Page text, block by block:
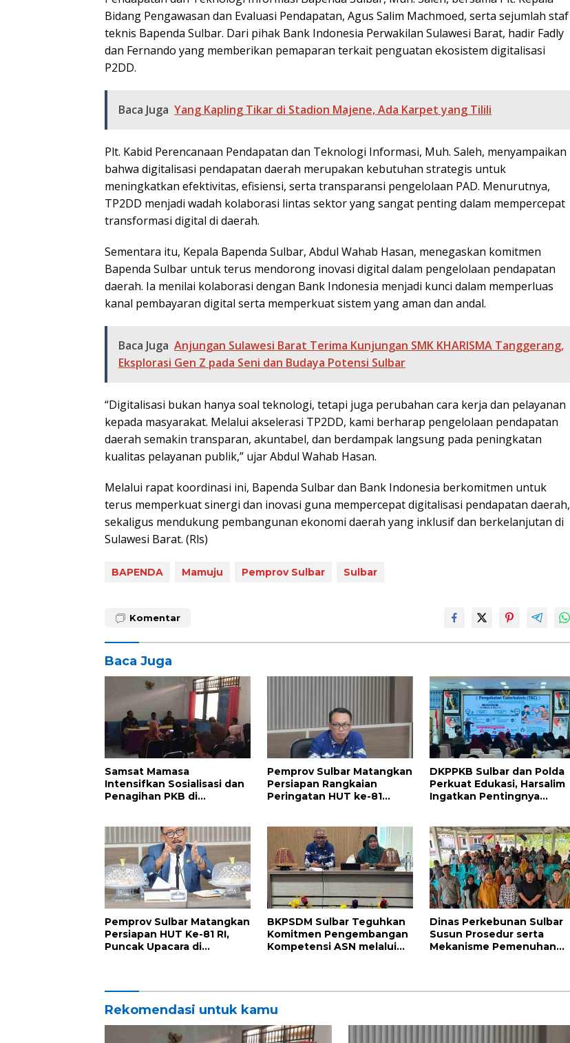
Bidang Pengawasan dan Evaluasi Pendapatan, Agus Salim Machmoed, serta sejumlah staf
teknis Bapenda Sulbar. Dari pihak Bank Indonesia Perwakilan Sulawesi Barat, hadir Fadly
dan Fernando yang memberikan pemaparan terkait penguatan ekosistem digitalisasi
P2DD.
Baca Juga Yang Kapling Tikar di Stadion Majene, Ada Karpet yang Tilili
Plt. Kabid Perencanaan Pendapatan dan Teknologi Informasi, Muh. Saleh, menyampaikan
bahwa digitalisasi pendapatan daerah merupakan kebutuhan strategis untuk
meningkatkan efektivitas, efisiensi, serta transparansi pengelolaan PAD. Menurutnya,
TP2DD menjadi wadah kolaborasi lintas sektor yang sangat penting dalam mempercepat
transformasi digital di daerah.
Sementara itu, Kepala Bapenda Sulbar, Abdul Wahab Hasan, menegaskan komitmen
Bapenda Sulbar untuk terus mendorong inovasi digital dalam pengelolaan pendapatan
daerah. Ia menilai kolaborasi dengan Bank Indonesia menjadi kunci dalam memperluas
kanal pembayaran digital serta memperkuat sistem yang aman dan andal.
Baca Juga Anjungan Sulawesi Barat Terima Kunjungan SMK KHARISMA Tanggerang,
Eksplorasi Gen Z pada Seni dan Budaya Potensi Sulbar
“Digitalisasi bukan hanya soal teknologi, tetapi juga perubahan cara kerja dan pelayanan
kepada masyarakat. Melalui akselerasi TP2DD, kami berharap pengelolaan pendapatan
daerah semakin transparan, akuntabel, dan berdampak langsung pada peningkatan
kualitas pelayanan publik,” ujar Abdul Wahab Hasan.
Melalui rapat koordinasi ini, Bapenda Sulbar dan Bank Indonesia berkomitmen untuk
terus memperkuat sinergi dan inovasi guna mempercepat digitalisasi pendapatan daerah,
sekaligus mendukung pembangunan ekonomi daerah yang inklusif dan berkelanjutan di
Sulawesi Barat. (Rls)
BAPENDA Mamuju Pemprov Sulbar Sulbar
Komentar
Baca Juga
Samsat Mamasa
Intensifkan Sosialisasi dan
Penagihan PKB di
Pemprov Sulbar Matangkan
Persiapan Rangkaian
Peringatan HUT ke-81
DKPPKB Sulbar dan Polda
Perkuat Edukasi, Harsalim
Ingatkan Pentingnya
Pemprov Sulbar Matangkan
Persiapan HUT Ke-81 RI,
Puncak Upacara di
BKPSDM Sulbar Teguhkan
Komitmen Pengembangan
Kompetensi ASN melalui
Dinas Perkebunan Sulbar
Susun Prosedur serta
Mekanisme Pemenuhan
Rekomendasi untuk kamu